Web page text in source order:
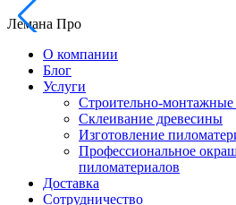
Лемана Про
О компании
Блог
Услуги
Строительно-монтажные
Склеивание древесины
Изготовление
Профессиональное
пиломатериалов
Доставка
Сотрудничество